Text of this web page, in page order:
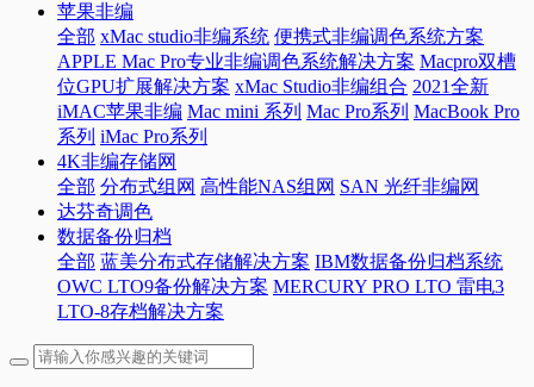
苹果非编
全部 xMac studio非编系统 便携式非编调色系统方案
APPLE Mac Pro专业非编调色系统解决方案 Macpro双槽
位GPU扩展解决方案 xMac Studio非编组合 2021全新
iMAC苹果非编 Mac mini 系列 Mac Pro系列 MacBook Pro
系列 iMac Pro系列
4K非编存储网
全部 分布式组网 高性能NAS组网 SAN 光纤非编网
达芬奇调色
数据备份归档
全部 蓝美分布式存储解决方案 IBM数据备份归档系统
OWC LTO9备份解决方案 MERCURY PRO LTO 雷电3
LTO-8存档解决方案